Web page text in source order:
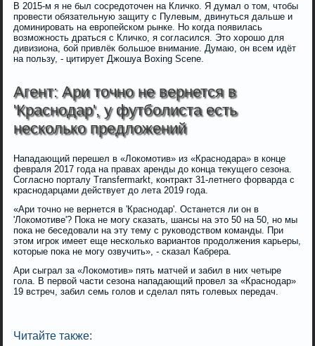
В 2015-м я не был сосредоточен на Кличко. Я думал о том, чтобы
провести обязательную защиту с Пулевым, двинуться дальше и
доминировать на европейском рынке. Но когда появилась
возможность драться с Кличко, я согласился. Это хорошо для
дивизиона, бой привлёк большое внимание. Думаю, он всем идёт
на пользу, - цитирует Джошуа Boxing Scene.
Агент: Ари точно не вернется в
'Краснодар', у футболиста есть
несколько предложений
Нападающий перешел в «Локомотив» из «Краснодара» в конце
февраля 2017 года на правах аренды до конца текущего сезона.
Согласно порталу Transfermarkt, контракт 31-летнего форварда с
краснодарцами действует до лета 2019 года.
«Ари точно не вернется в 'Краснодар'. Останется ли он в
'Локомотиве'? Пока не могу сказать, шансы на это 50 на 50, но мы
пока не беседовали на эту тему с руководством команды. При
этом игрок имеет еще несколько вариантов продолжения карьеры,
которые пока не могу озвучить», - сказал Кабрера.
Ари сыграл за «Локомотив» пять матчей и забил в них четыре
гола. В первой части сезона нападающий провел за «Краснодар»
19 встреч, забил семь голов и сделал пять голевых передач.
Читайте также: